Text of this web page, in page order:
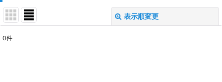
表示順変更
0件